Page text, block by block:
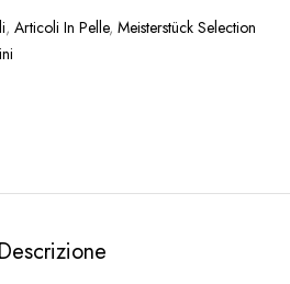
, Articoli In Pelle, Meisterstück Selection
Descrizione